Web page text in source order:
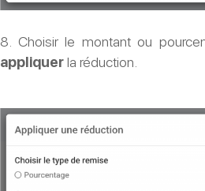
8. Choisir le montant ou
appliquerla réduction.